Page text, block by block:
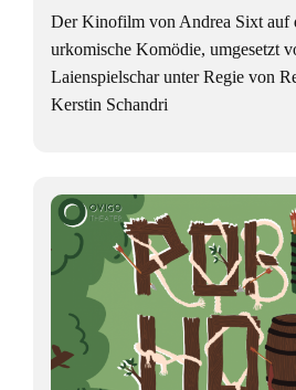
Der Kinofilm von Andrea Sixt auf
urkomische Komödie, umgesetzt
Laienspielschar unter Regie von
Kerstin Schandri